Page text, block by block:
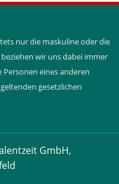
nur die maskuline oder die
wir uns dabei immer
eines anderen
gesetzlichen
GmbH,